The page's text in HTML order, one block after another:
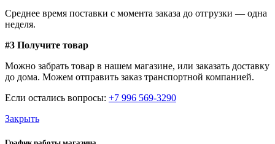
Среднее время поставки с момента заказа до отгрузки — одна
неделя.
#3 Получите товар
Можно забрать товар в нашем магазине, или заказать доставку
до дома. Можем отправить заказ транспортной компанией.
Если остались вопросы: +7 996 569-3290
Закрыть